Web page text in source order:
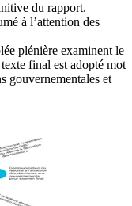
du rapport.
à l’attention des
plénière examinent le
final est adopté mot
gouvernementales et